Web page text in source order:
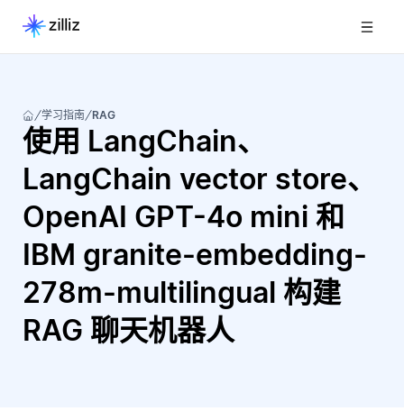
学习指南 RAG
使用 LangChain、
LangChain vector store、
OpenAI GPT-4o mini 和
IBM granite-embedding-
278m-multilingual 构建
RAG 聊天机器人